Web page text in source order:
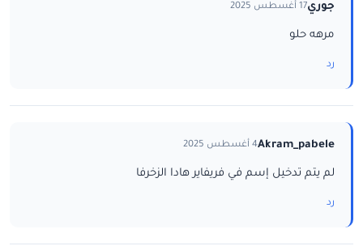
جوري17 أغسطس 2025
مرهه حلو
رد
Akram_pabele4 أغسطس 2025
لم يتم تدخيل إسم في فريفاير هادا الزخرفا
رد